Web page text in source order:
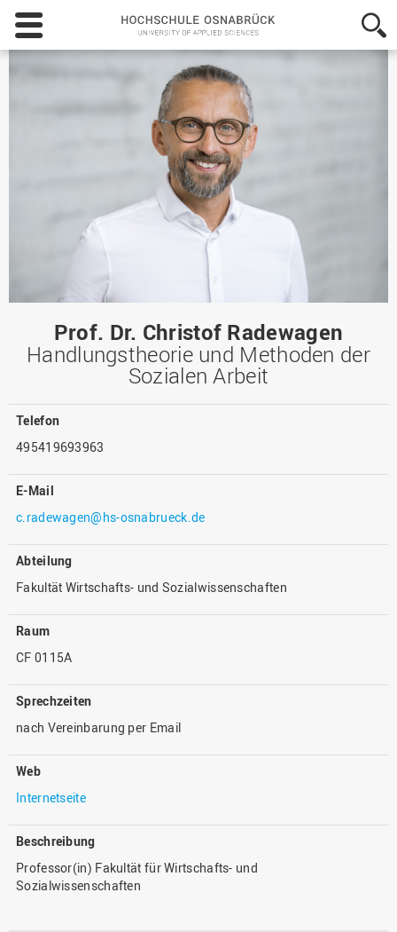
Hochschule
Osnabrück
-
Prof. Dr. Christof Radewagen
Handlungstheorie und Methoden der
Sozialen Arbeit
Telefon
495419693963
E-Mail
c.radewagen@hs-osnabrueck.de
Abteilung
Fakultät Wirtschafts- und Sozialwissenschaften
Raum
CF 0115A
Sprechzeiten
nach Vereinbarung per Email
Web
Internetseite
Beschreibung
Professor(in) Fakultät für Wirtschafts- und
Sozialwissenschaften